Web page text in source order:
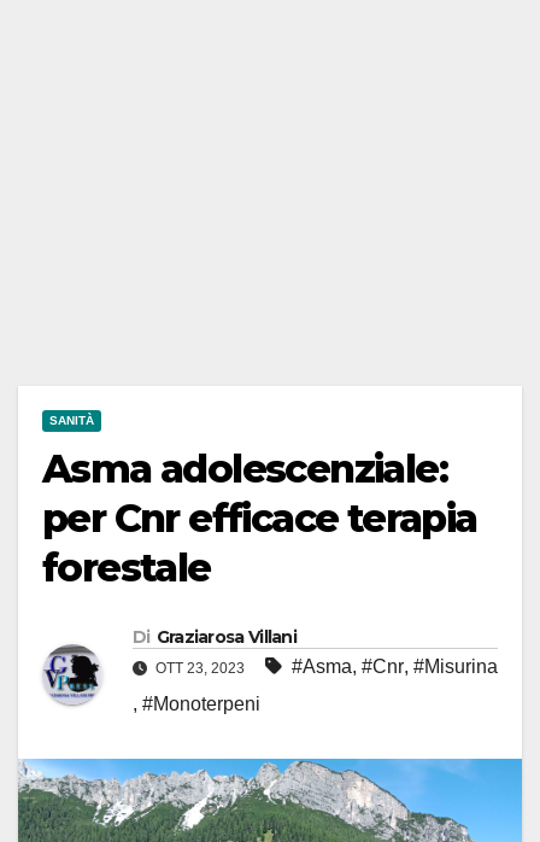
SANITÀ
Asma adolescenziale:
per Cnr efficace terapia
forestale
Di Graziarosa Villani
OTT 23, 2023 #Asma, #Cnr, #Misurina
, #Monoterpeni